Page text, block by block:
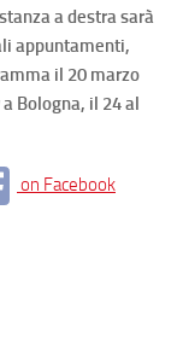
a destra sarà
appuntamenti,
il 20 marzo
Bologna, il 24 al
on Facebook